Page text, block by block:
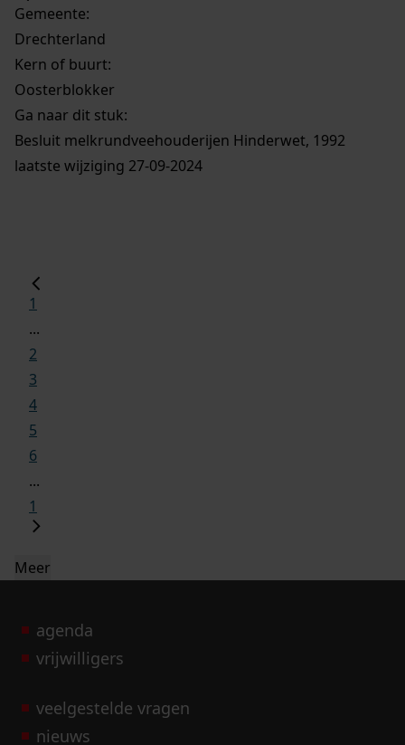
Gemeente:
Drechterland
Kern of buurt:
Oosterblokker
Ga naar dit stuk:
Besluit melkrundveehouderijen Hinderwet, 1992
laatste wijziging 27-09-2024
1
...
2
3
4
5
6
...
1
Meer
agenda
vrijwilligers
veelgestelde vragen
nieuws